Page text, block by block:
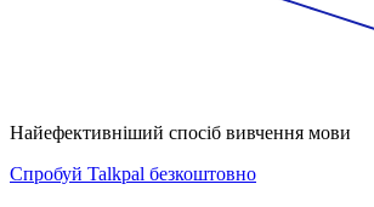
Найефективніший спосіб вивчення мови
Спробуй Talkpal безкоштовно